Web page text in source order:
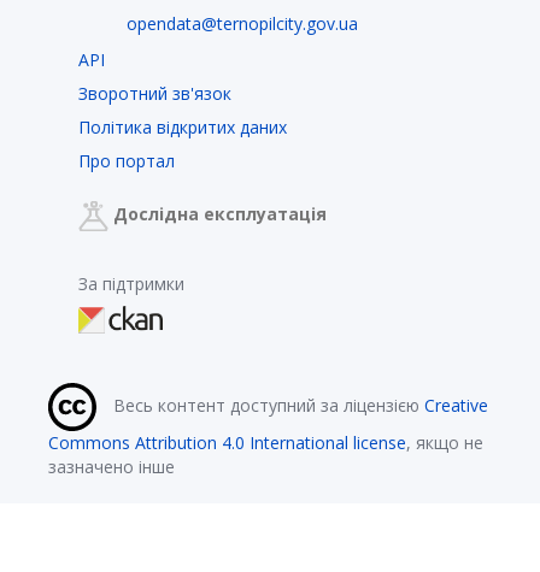
opendata@ternopilcity.gov.ua
API
Зворотний зв'язок
Політика відкритих даних
Про портал
Дослідна експлуатація
За підтримки
Весь контент доступний за ліцензією Creative
Commons Attribution 4.0 International license, якщо не
зазначено інше